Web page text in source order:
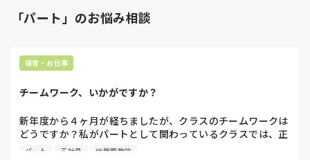
「パート」のお悩み相談
保育・お仕事
チームワーク、いかがですか？
新年度から４ヶ月が経ちましたが、クラスのチームワークは
どうですか？私がパートとして関わっているクラスでは、正
社員の連携が取れておらずギクシャクしています。ボス的な
パート 正社員 幼稚園教諭